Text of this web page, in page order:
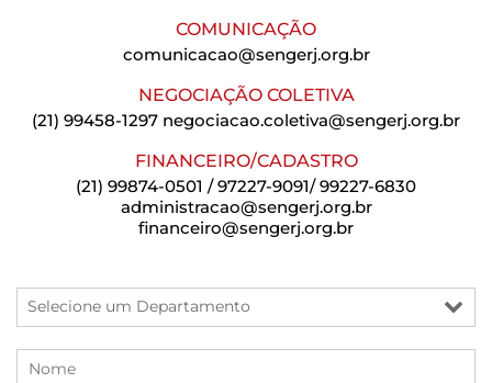
COMUNICAÇÃO
comunicacao@sengerj.org.br
NEGOCIAÇÃO COLETIVA
(21) 99458-1297 negociacao.coletiva@sengerj.org.br
FINANCEIRO/CADASTRO
(21) 99874-0501 / 97227-9091/ 99227-6830
administracao@sengerj.org.br
financeiro@sengerj.org.br